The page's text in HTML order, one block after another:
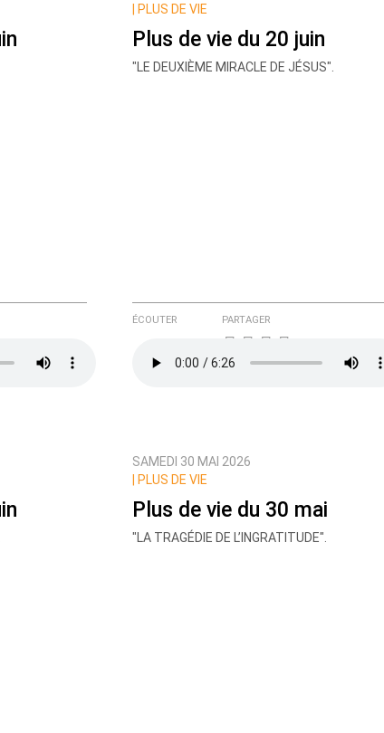
nouveaux commentaires de cette discussion par email
PLUS DE VIE
Plus de vie du 20 juin
"LE DEUXIÈME MIRACLE DE JÉSUS".
ÉCOUTER PARTAGER
SAMEDI 30 MAI 2026
PLUS DE VIE
Plus de vie du 30 mai
"LA TRAGÉDIE DE L’INGRATITUDE".